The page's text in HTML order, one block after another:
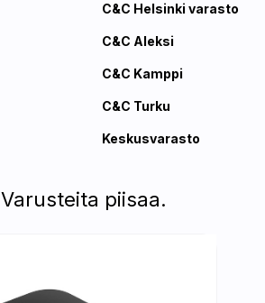
C&C Helsinki varasto
C&C Aleksi
C&C Kamppi
C&C Turku
Keskusvarasto
Varusteita piisaa.